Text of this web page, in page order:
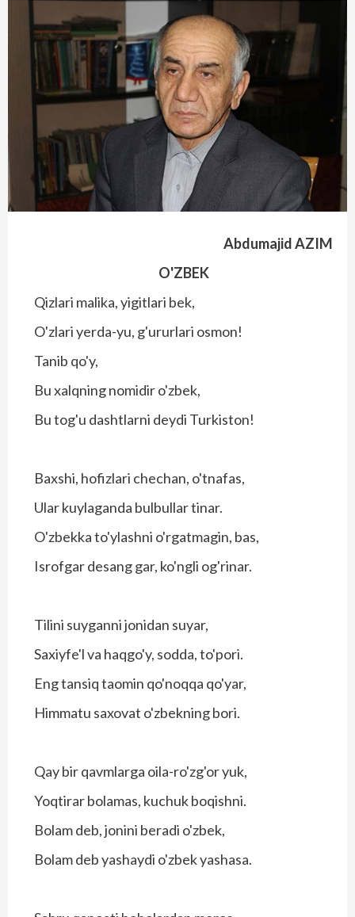
Abdumajid AZIM
O'ZBEK
Qizlari malika, yigitlari bek,
O'zlari yerda-yu, g'ururlari osmon!
Tanib qo'y,
Bu xalqning nomidir o'zbek,
Bu tog'u dashtlarni deydi Turkiston!
Baxshi, hofizlari chechan, o'tnafas,
Ular kuylaganda bulbullar tinar.
O'zbekka to'ylashni o'rgatmagin, bas,
Isrofgar desang gar, ko'ngli og'rinar.
Tilini suyganni jonidan suyar,
Saxiyfe'l va haqgo'y, sodda, to'pori.
Eng tansiq taomin qo'noqqa qo'yar,
Himmatu saxovat o'zbekning bori.
Qay bir qavmlarga oila-ro'zg'or yuk,
Yoqtirar bolamas, kuchuk boqishni.
Bolam deb, jonini beradi o'zbek,
Bolam deb yashaydi o'zbek yashasa.